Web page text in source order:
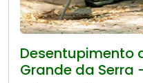
Desentupimento
Grande da Serra